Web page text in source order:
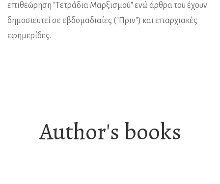
επιθεώρηση "Τετράδια Μαρξισμού" ενώ άρθρα του έχουν
δημοσιευτεί σε εβδομαδιαίες ("Πριν") και επαρχιακές
εφημερίδες.
Author's books